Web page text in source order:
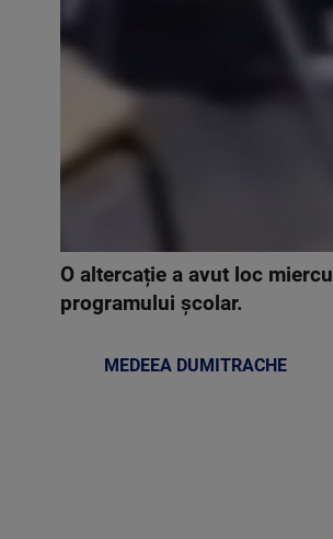
O altercație a avut loc
programului școlar.
MEDEEA DUMITRACHE